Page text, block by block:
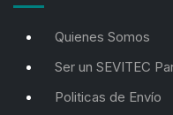
Quienes Somos
Ser un SEVITEC
Politicas de Envío